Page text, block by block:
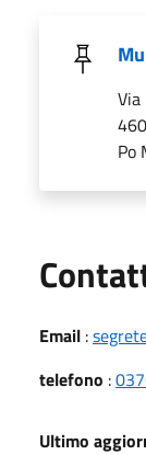
Po
Email :
telefono :
Ultimo